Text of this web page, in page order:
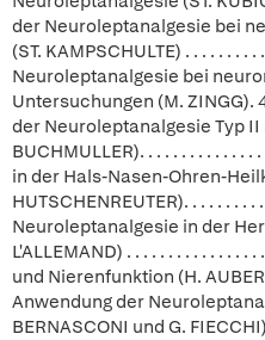
der Neuroleptanalgesie bei
(ST. KAMPSCHULTE) . . . . . . . . .
Neuroleptanalgesie bei
Untersuchungen (M.
der Neuroleptanalgesie Typ
BUCHMULLER). . . . . . . . . . . .
in der Hals-Nasen-Ohren-
HUTSCHENREUTER). . . . . . . .
Neuroleptanalgesie in der
L'ALLEMAND) . . . . . . . . . . . . . .
und Nierenfunktion (H.
Anwendung der
BERNASCONI und G. FIECCHI)